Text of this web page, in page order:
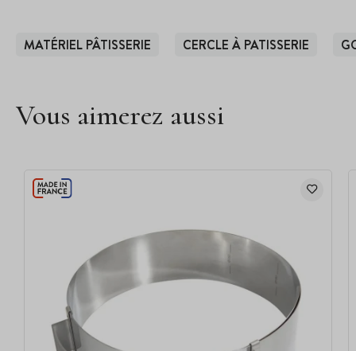
MATÉRIEL PÂTISSERIE CERCLE À PATISSERIE
Vous aimerez aussi